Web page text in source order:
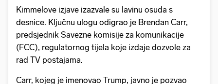
Kimmelove izjave izazvale su lavinu osuda s
desnice. Ključnu ulogu odigrao je Brendan Carr,
predsjednik Savezne komisije za komunikacije
(FCC), regulatornog tijela koje izdaje dozvole za
rad TV postajama.
Carr, kojeg je imenovao Trump, javno je pozvao